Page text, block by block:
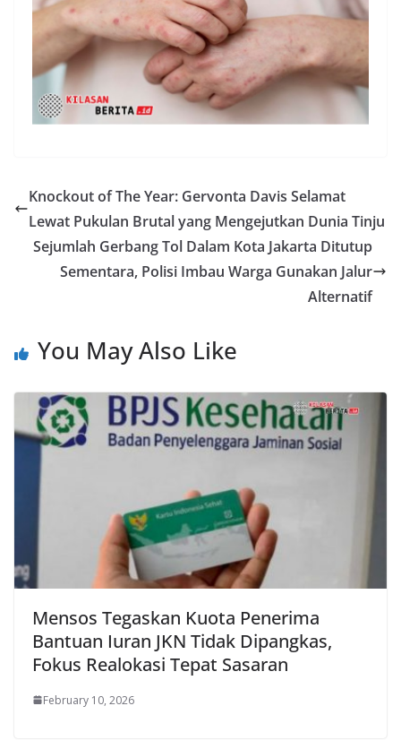
Knockout of The Year: Gervonta Davis Selamat
Lewat Pukulan Brutal yang Mengejutkan Dunia Tinju
Sejumlah Gerbang Tol Dalam Kota Jakarta Ditutup
Sementara, Polisi Imbau Warga Gunakan Jalur
Alternatif
You May Also Like
Mensos Tegaskan Kuota Penerima
Bantuan Iuran JKN Tidak Dipangkas,
Fokus Realokasi Tepat Sasaran
February 10, 2026